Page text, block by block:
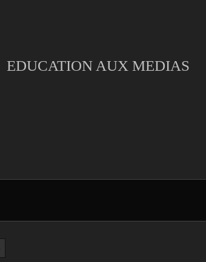
EDUCATION AUX MEDIAS